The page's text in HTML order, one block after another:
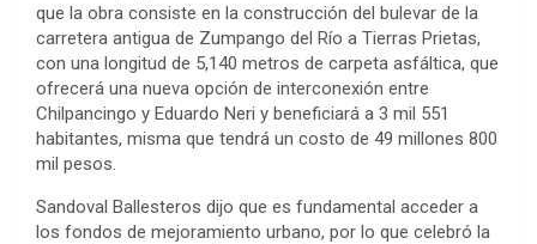
que la obra consiste en la construcción del bulevar de la
carretera antigua de Zumpango del Río a Tierras Prietas,
con una longitud de 5,140 metros de carpeta asfáltica, que
ofrecerá una nueva opción de interconexión entre
Chilpancingo y Eduardo Neri y beneficiará a 3 mil 551
habitantes, misma que tendrá un costo de 49 millones 800
mil pesos.
Sandoval Ballesteros dijo que es fundamental acceder a
los fondos de mejoramiento urbano, por lo que celebró la